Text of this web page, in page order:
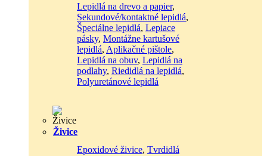
Lepidlá na drevo a papier,
Sekundové/kontaktné lepidlá,
Špeciálne lepidlá, Lepiace
pásky, Montážne kartušové
lepidlá, Aplikačné pištole,
Lepidlá na obuv, Lepidlá na
podlahy, Riedidlá na lepidlá,
Polyuretánové lepidlá
Živice
Epoxidové živice, Tvrdidlá